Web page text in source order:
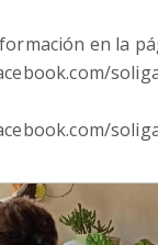
en la